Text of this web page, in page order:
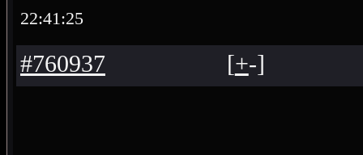
22:41:25
#760937 [+-]